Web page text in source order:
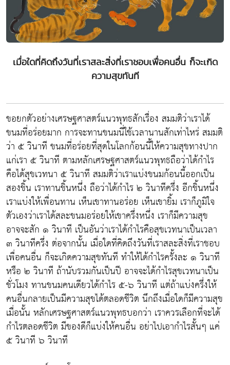
เมื่อใดที่คิดถึงวันที่เราสละสิ่งที่เราชอบเพื่อคนอื่น ก็จะเกิด
ความสุขทันที
ขอยกตัวอย่างเศรษฐศาสตร์แนวพุทธสักเรื่อง สมมติว่าเราได้
ขนมที่อร่อยมาก การจะทานขนมนี่ใช้เวลานานสักเท่าไหร่ สมมติ
ว่า ๕ วินาที ขนมที่อร่อยที่สุดในโลกก้อนนี้ให้ความสุขทางปาก
แก่เรา ๕ วินาที ตามหลักเศรษฐศาสตร์แนวพุทธถือว่าได้กำไร
คือได้สุขเวทนา ๕ วินาที สมมติว่าเราแบ่งขนมก้อนนี้ออกเป็น
สองชิ้น เราทานชิ้นหนึ่ง ถือว่าได้กำไร ๒ วินาทีครึ่ง อีกชิ้นหนึ่ง
เราแบ่งให้เพื่อนทาน เห็นเขาทานอร่อย เห็นเขายิ้ม เราก็ภูมิใจ
ตัวเองว่าเราได้สละขนมอร่อยให้เขาครึ่งหนึ่ง เราก็มีความสุข
อาจจะสัก ๑ วินาที เป็นอันว่าเราได้กำไรคือสุขเวทนาเป็นเวลา
๓ วินาทีครึ่ง ต่อจากนั้น เมื่อใดที่คิดถึงวันที่เราสละสิ่งที่เราชอบ
เพื่อคนอื่น ก็จะเกิดความสุขทันที ทำให้ได้กำไรครั้งละ ๑ วินาที
หรือ ๒ วินาที ถ้านับรวมกันเป็นปี อาจจะได้กำไรสุขเวทนาเป็น
ชั่วโมง ทานขนมคนเดียวได้กำไร ๕-๖ วินาที แต่ถ้าแบ่งครึ่งให้
คนอื่นกลายเป็นมีความสุขได้ตลอดชีวิต นึกถึงเมื่อใดก็มีความสุข
เมื่อนั้น หลักเศรษฐศาสตร์แนวพุทธบอกว่า เราควรเลือกที่จะได้
กำไรตลอดชีวิต มีของดีก็แบ่งให้คนอื่น อย่าไปเอากำไรสั้นๆ แค่
๕ วินาที ๖ วินาที